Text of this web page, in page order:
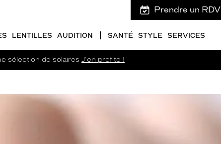
Prendre un RDV
LENTILLES AUDITION SANTÉ STYLE SERVICES
sélection de solaires J'en profite !